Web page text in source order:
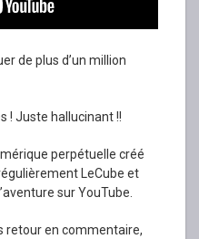
de plus d’un million
! Juste hallucinant !!
perpétuelle créé
LeCube et
sur YouTube.
retour en commentaire,